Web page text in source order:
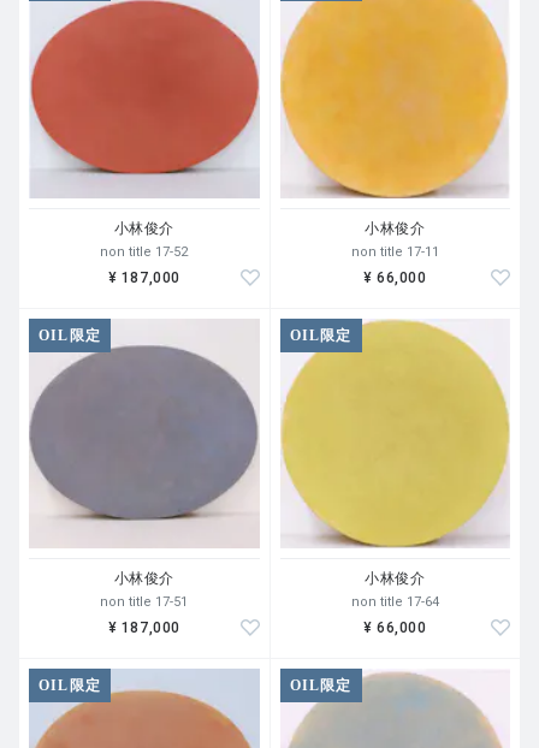
小林俊介
non title 17-52
¥ 187,000
小林俊介
non title 17-11
¥ 66,000
OIL限定
小林俊介
non title 17-51
¥ 187,000
OIL限定
小林俊介
non title 17-64
¥ 66,000
OIL限定 OIL限定